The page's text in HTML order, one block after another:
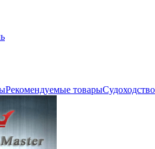
Рекомендуемые товарыСудоходство